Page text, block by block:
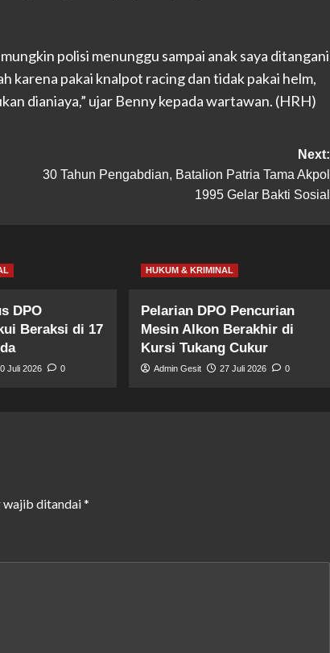
polisi menunggu sampai anak saya ditangani
karena pakai knalpot racing dan tidak pakai helm,
dianiaya,” ujar Benny kepada wartawan. (HRH)
Next:
30 Tahun Pengabdian, Batalion Patria Tama Akpol
1995 Gelar Bakti Sosial
DPO
Beraksi di 17
Juli 2026 0
HUKUM & KRIMINAL
Pelarian DPO Pencurian
Mesin Alkon Berakhir di
Kursi Tukang Cukur
Admin Gesit 27 Juli 2026 0
wajib ditandai*